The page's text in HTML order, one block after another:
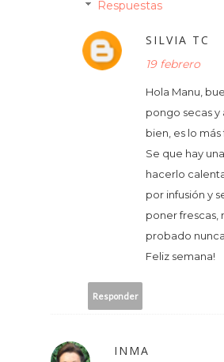
Respuestas
SILVIA TC
19 febrero
Hola Manu,
pongo secas y
bien, es lo más
Se que hay
hacerlo
por infusión y
poner frescas,
probado nunca.
Feliz semana!
Responder
INMA